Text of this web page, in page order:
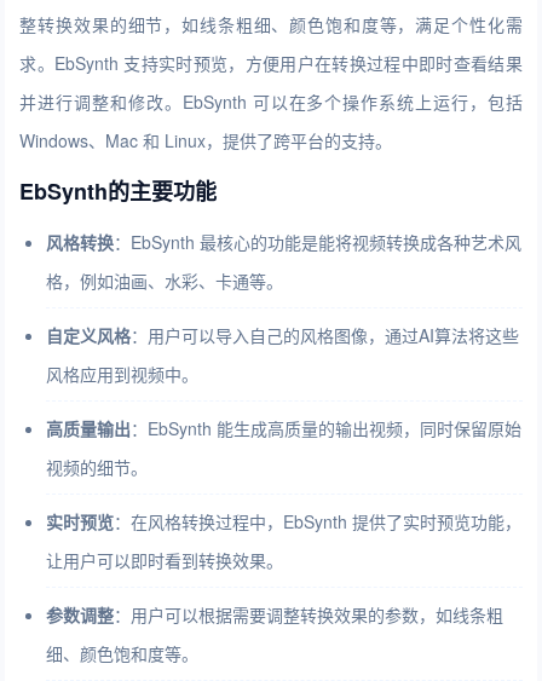
整转换效果的细节，如线条粗细、颜色饱和度等，满足个性化需
求。EbSynth 支持实时预览，方便用户在转换过程中即时查看结果
并进行调整和修改。EbSynth 可以在多个操作系统上运行，包括
Windows、Mac 和 Linux，提供了跨平台的支持。
EbSynth的主要功能
风格转换：EbSynth 最核心的功能是能将视频转换成各种艺术风
格，例如油画、水彩、卡通等。
自定义风格：用户可以导入自己的风格图像，通过AI算法将这些
风格应用到视频中。
高质量输出：EbSynth 能生成高质量的输出视频，同时保留原始
视频的细节。
实时预览：在风格转换过程中，EbSynth 提供了实时预览功能，
让用户可以即时看到转换效果。
参数调整：用户可以根据需要调整转换效果的参数，如线条粗
细、颜色饱和度等。